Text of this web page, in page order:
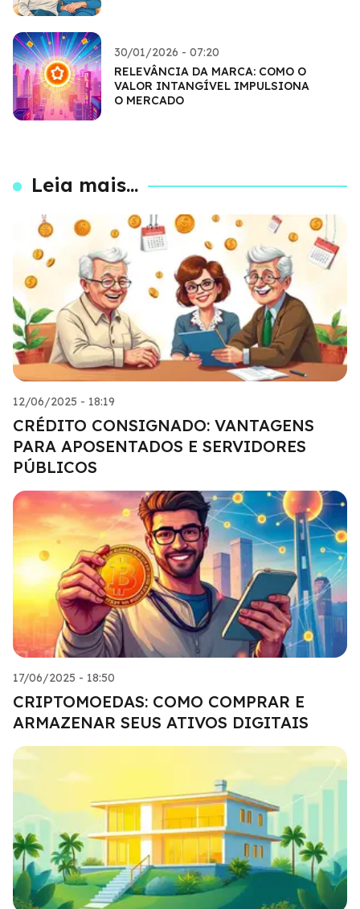
30/01/2026 - 07:20
RELEVÂNCIA DA MARCA: COMO O
VALOR INTANGÍVEL IMPULSIONA
O MERCADO
Leia mais...
12/06/2025 - 18:19
CRÉDITO CONSIGNADO: VANTAGENS
PARA APOSENTADOS E SERVIDORES
PÚBLICOS
17/06/2025 - 18:50
CRIPTOMOEDAS: COMO COMPRAR E
ARMAZENAR SEUS ATIVOS DIGITAIS